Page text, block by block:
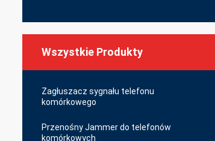
Wszystkie Produkty
Zagłuszacz sygnału telefonu
komórkowego
Przenośny Jammer do telefonów
komórkowych